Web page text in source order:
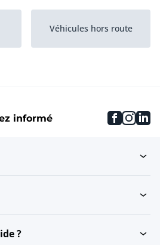
Véhicules hors route
Transport interne
informé
?